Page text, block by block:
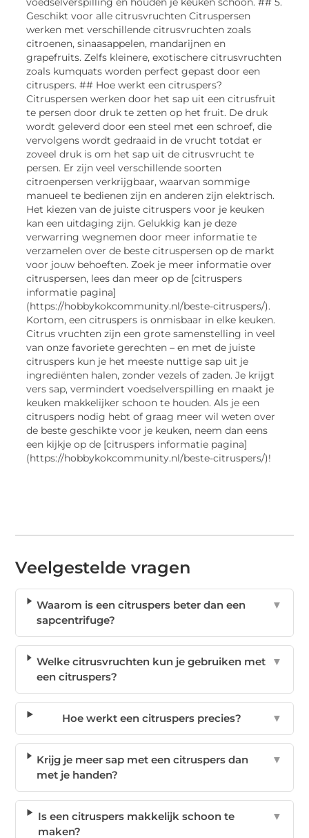
Geschikt voor alle citrusvruchten Citruspersen
werken met verschillende citrusvruchten zoals
citroenen, sinaasappelen, mandarijnen en
grapefruits. Zelfs kleinere, exotischere citrusvruchten
zoals kumquats worden perfect gepast door een
citruspers. ## Hoe werkt een citruspers?
Citruspersen werken door het sap uit een citrusfruit
te persen door druk te zetten op het fruit. De druk
wordt geleverd door een steel met een schroef, die
vervolgens wordt gedraaid in de vrucht totdat er
zoveel druk is om het sap uit de citrusvrucht te
persen. Er zijn veel verschillende soorten
citroenpersen verkrijgbaar, waarvan sommige
manueel te bedienen zijn en anderen zijn elektrisch.
Het kiezen van de juiste citruspers voor je keuken
kan een uitdaging zijn. Gelukkig kan je deze
verwarring wegnemen door meer informatie te
verzamelen over de beste citruspersen op de markt
voor jouw behoeften. Zoek je meer informatie over
citruspersen, lees dan meer op de [citruspers
informatie pagina]
(https://hobbykokcommunity.nl/beste-citruspers/).
Kortom, een citruspers is onmisbaar in elke keuken.
Citrus vruchten zijn een grote samenstelling in veel
van onze favoriete gerechten – en met de juiste
citruspers kun je het meeste nuttige sap uit je
ingrediënten halen, zonder vezels of zaden. Je krijgt
vers sap, vermindert voedselverspilling en maakt je
keuken makkelijker schoon te houden. Als je een
citruspers nodig hebt of graag meer wil weten over
de beste geschikte voor je keuken, neem dan eens
een kijkje op de [citruspers informatie pagina]
(https://hobbykokcommunity.nl/beste-citruspers/)!
Veelgestelde vragen
Waarom is een citruspers beter dan een
sapcentrifuge?
▼
Welke citrusvruchten kun je gebruiken met
een citruspers?
▼
Hoe werkt een citruspers precies? ▼
Krijg je meer sap met een citruspers dan
met je handen?
▼
Is een citruspers makkelijk schoon te
maken?
▼